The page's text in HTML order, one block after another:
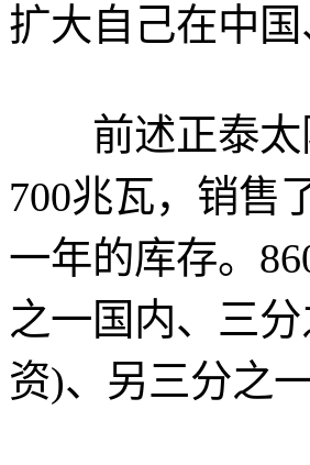
扩大自己在中
前述正泰太
700兆瓦，销售
一年的库存。
之一国内、三
资)、另三分之